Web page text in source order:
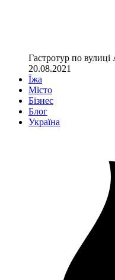
Гастротур по
20.08.2021
Їжа
Місто
Бізнес
Блог
Україна